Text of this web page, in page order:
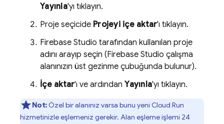
Yayınla'yı tıklayın.
Proje seçicide Projeyi içe aktar'ı tıklayın.
Firebase Studio tarafından kullanılan proje
adını arayıp seçin (Firebase Studio çalışma
alanınızın üst gezinme çubuğunda bulunur).
İçe aktar'ı ve ardındanYayınla'yı tıklayın.
Not: Özel bir alanınız varsa bunu yeni Cloud Run
hizmetinizle eşlemeniz gerekir. Alan eşleme işlemi 24